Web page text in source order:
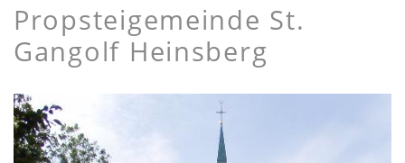
Propsteigemeinde St.
Gangolf Heinsberg